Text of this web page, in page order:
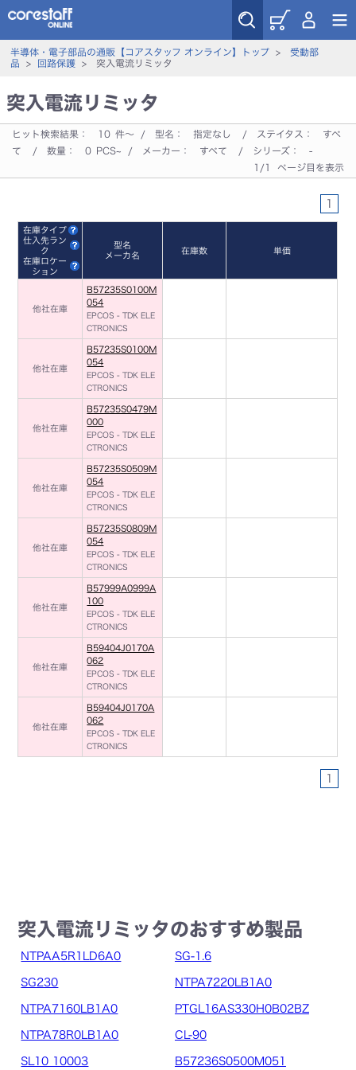
半導体・電子部品の通販【コアスタッフ オンライン】トップ>
受動部
品 > 回路保護> 突入電流リミッタ
突入電流リミッタ
ヒット検索結果： 10 件～ / 型名： 指定なし / ステイタス：
すべ
て
/ 数量： 0 PCS~ / メーカー： すべて / シリーズ：
-
1/1 ページ目を表示
1
在庫タイプ
仕入先ラン
ク
在庫ロケー
ション
型名
メーカ名
在庫数 単価
他社在庫
B57235S0100M
054
EPCOS - TDK ELE
CTRONICS
他社在庫
B57235S0100M
054
EPCOS - TDK ELE
CTRONICS
他社在庫
B57235S0479M
000
EPCOS - TDK ELE
CTRONICS
他社在庫
B57235S0509M
054
EPCOS - TDK ELE
CTRONICS
他社在庫
B57235S0809M
054
EPCOS - TDK ELE
CTRONICS
他社在庫
B57999A0999A
100
EPCOS - TDK ELE
CTRONICS
他社在庫
B59404J0170A
062
EPCOS - TDK ELE
CTRONICS
他社在庫
B59404J0170A
062
EPCOS - TDK ELE
CTRONICS
1
突入電流リミッタのおすすめ製品
NTPAA5R1LD6A0 SG-1.6
SG230 NTPA7220LB1A0
NTPA7160LB1A0 PTGL16AS330H0B02BZ
NTPA78R0LB1A0 CL-90
SL10 10003 B57236S0500M051